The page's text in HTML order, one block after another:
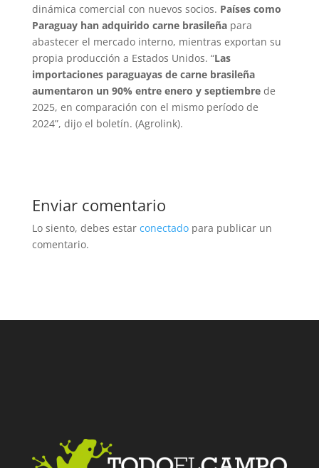
dinámica comercial con nuevos socios. Países como
Paraguay han adquirido carne brasileñapara
abastecer el mercado interno, mientras exportan su
propia producción a Estados Unidos. “Las
importaciones paraguayas de carne brasileña
aumentaron un 90% entre enero y septiembrede
2025, en comparación con el mismo período de
2024”, dijo el boletín. (Agrolink).
Enviar comentario
Lo siento, debes estar conectadopara publicar un
comentario.